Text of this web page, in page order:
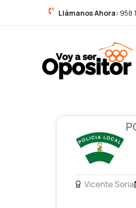
Llámanos Ahora: 958
Vicente Soria